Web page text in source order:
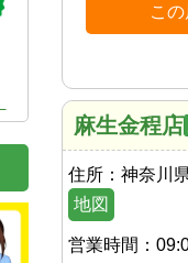
こ
麻生金程店
住所： 神奈川
地図
営業時間：